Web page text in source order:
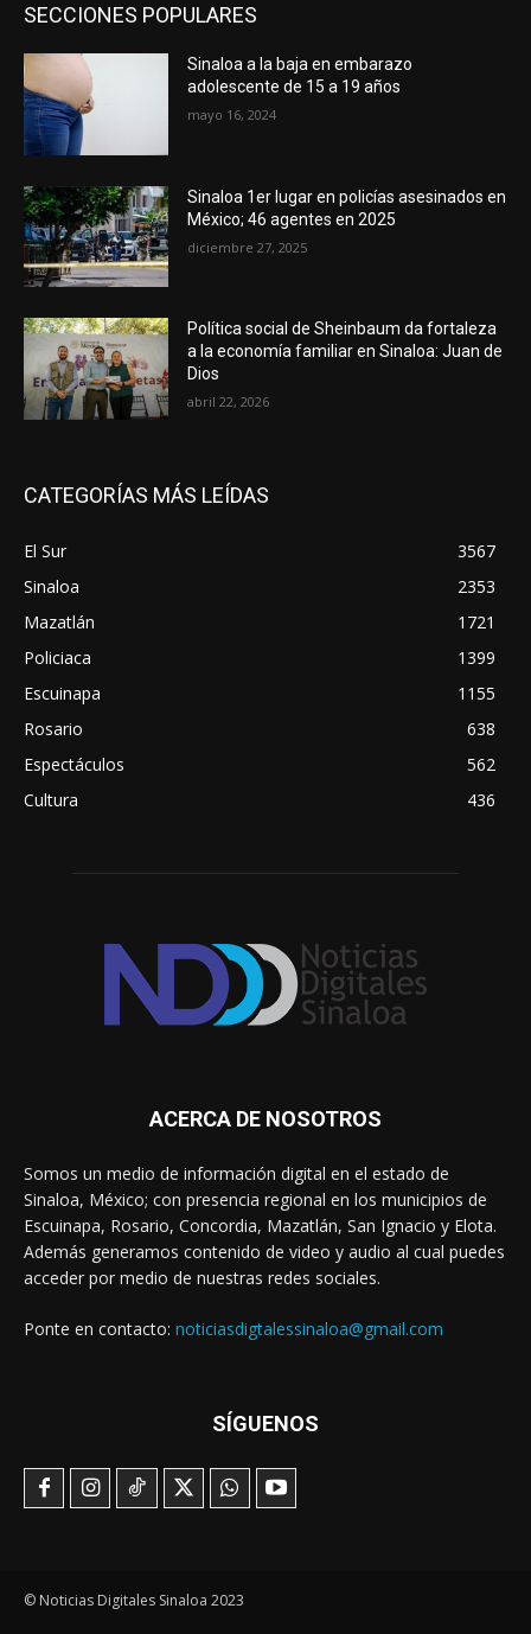
SECCIONES POPULARES
Sinaloa a la baja en embarazo
adolescente de 15 a 19 años
mayo 16, 2024
Sinaloa 1er lugar en policías asesinados en
México; 46 agentes en 2025
diciembre 27, 2025
Política social de Sheinbaum da fortaleza
a la economía familiar en Sinaloa: Juan de
Dios
abril 22, 2026
CATEGORÍAS MÁS LEÍDAS
El Sur
3567
Sinaloa
2353
Mazatlán
1721
Policiaca
1399
Escuinapa
1155
Rosario
638
Espectáculos
562
Cultura
436
ACERCA DE NOSOTROS
Somos un medio de información digital en el estado de
Sinaloa, México; con presencia regional en los municipios de
Escuinapa, Rosario, Concordia, Mazatlán, San Ignacio y Elota.
Además generamos contenido de video y audio al cual puedes
acceder por medio de nuestras redes sociales.
Ponte en contacto: noticiasdigtalessinaloa@gmail.com
SÍGUENOS
© Noticias Digitales Sinaloa 2023